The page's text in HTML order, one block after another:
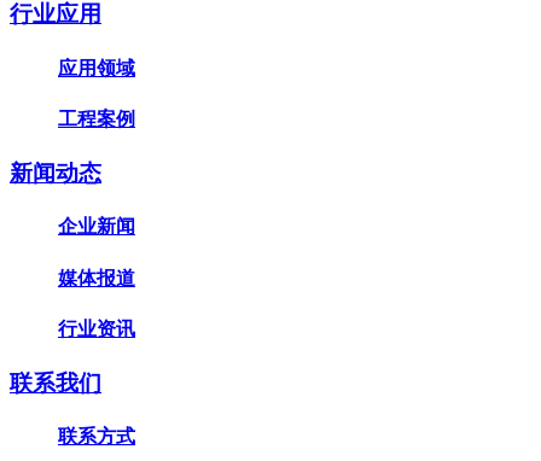
行业应用
应用领域
工程案例
新闻动态
企业新闻
媒体报道
行业资讯
联系我们
联系方式